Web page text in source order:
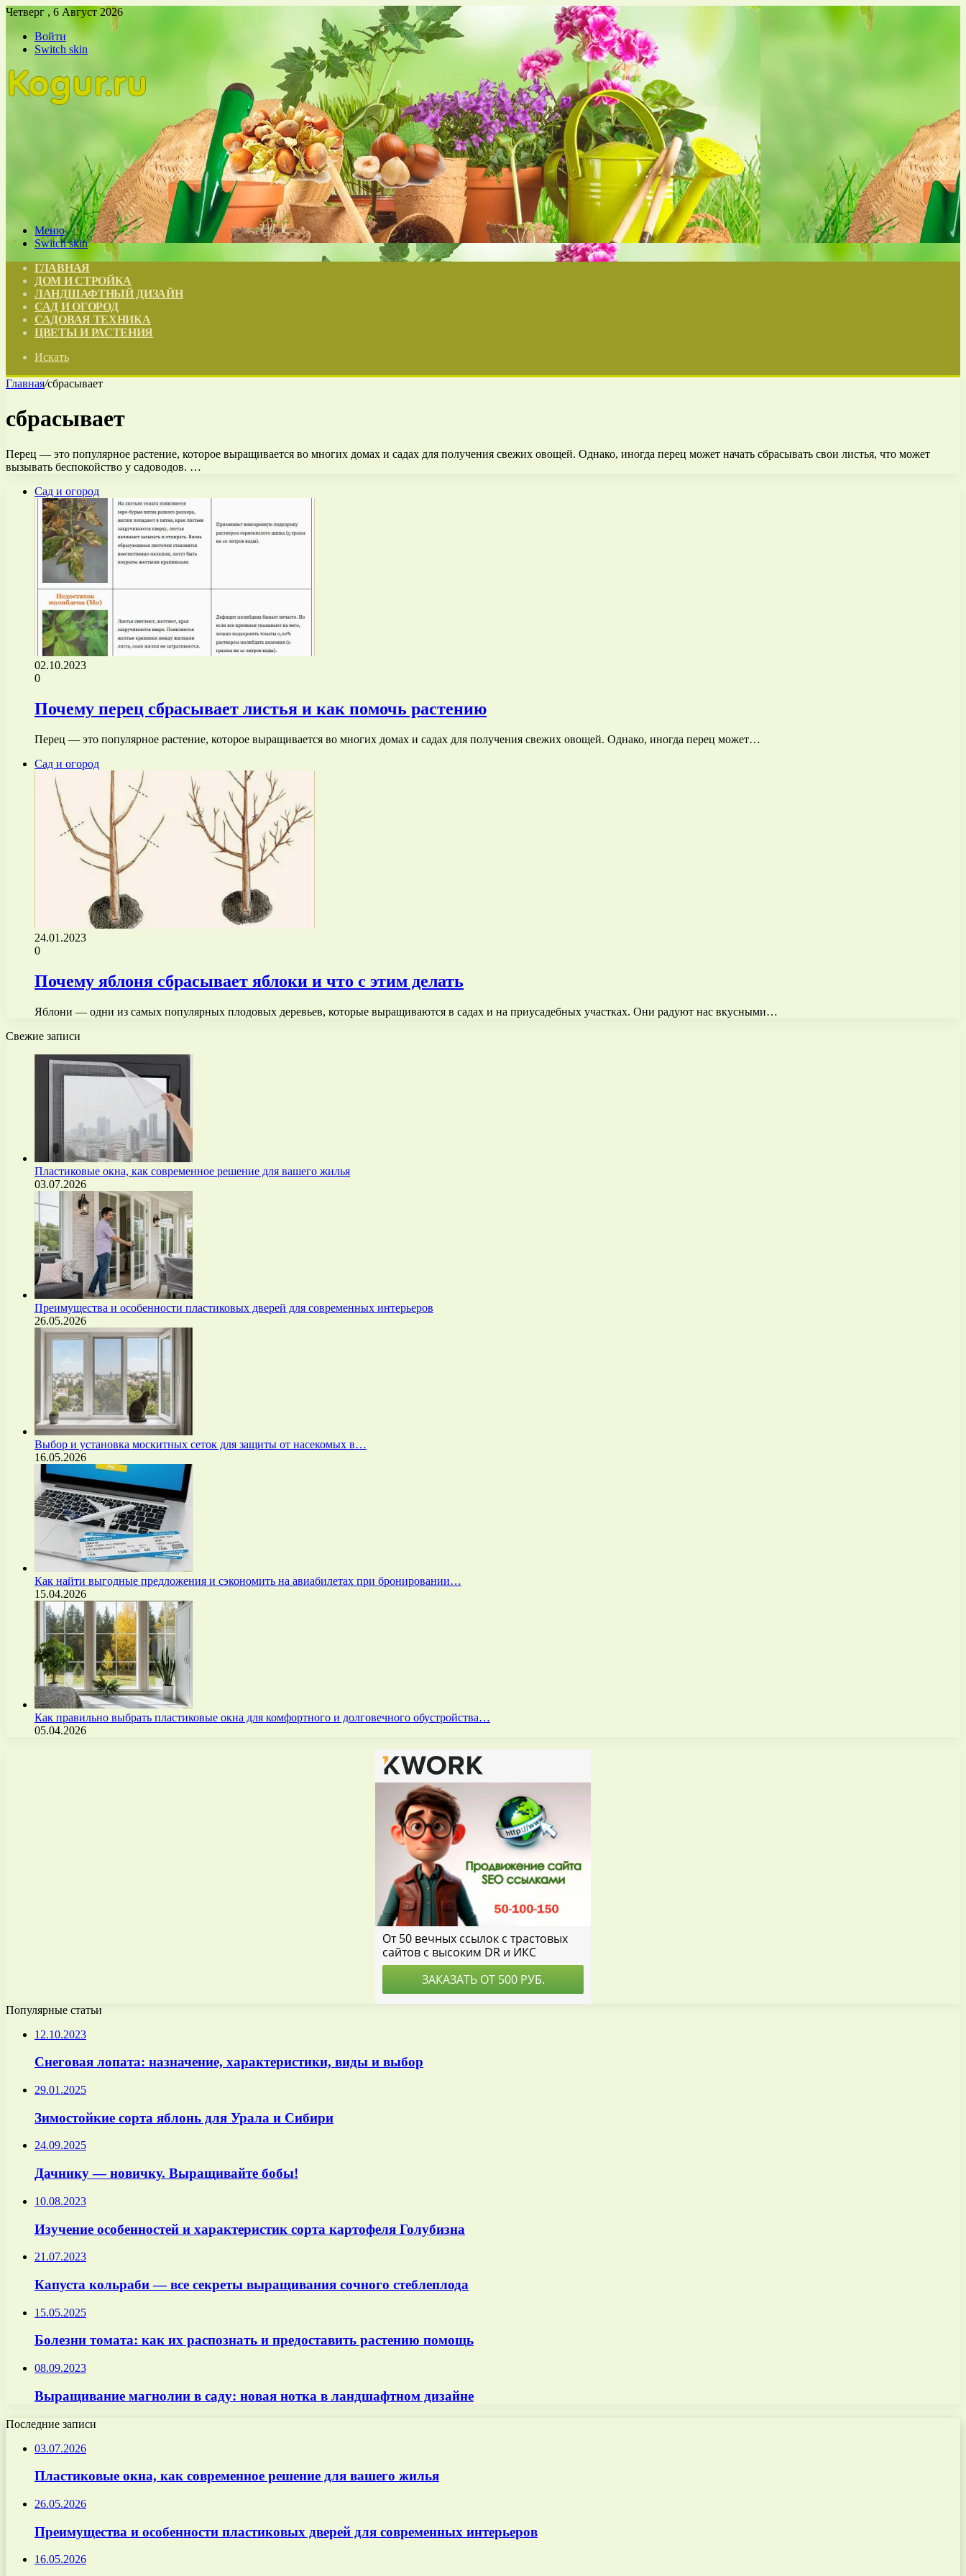
Четверг , 6 Август 2026
Войти
Switch skin
Меню
Switch skin
ГЛАВНАЯ
ДОМ И СТРОЙКА
ЛАНДШАФТНЫЙ ДИЗАЙН
САД И ОГОРОД
САДОВАЯ ТЕХНИКА
ЦВЕТЫ И РАСТЕНИЯ
Искать
Главная/сбрасывает
сбрасывает
Перец — это популярное растение, которое выращивается во многих домах и садах для получения свежих овощей. Однако, иногда перец может начать сбрасывать свои листья, что может
вызывать беспокойство у садоводов. …
Сад и огород
02.10.2023
0
Почему перец сбрасывает листья и как помочь растению
Перец — это популярное растение, которое выращивается во многих домах и садах для получения свежих овощей. Однако, иногда перец может…
Сад и огород
24.01.2023
0
Почему яблоня сбрасывает яблоки и что с этим делать
Яблони — одни из самых популярных плодовых деревьев, которые выращиваются в садах и на приусадебных участках. Они радуют нас вкусными…
Свежие записи
Пластиковые окна, как современное решение для вашего жилья
03.07.2026
Преимущества и особенности пластиковых дверей для современных интерьеров
26.05.2026
Выбор и установка москитных сеток для защиты от насекомых в…
16.05.2026
Как найти выгодные предложения и сэкономить на авиабилетах при бронировании…
15.04.2026
Как правильно выбрать пластиковые окна для комфортного и долговечного обустройства…
05.04.2026
Популярные статьи
12.10.2023
Снеговая лопата: назначение, характеристики, виды и выбор
29.01.2025
Зимостойкие сорта яблонь для Урала и Сибири
24.09.2025
Дачнику — новичку. Выращивайте бобы!
10.08.2023
Изучение особенностей и характеристик сорта картофеля Голубизна
21.07.2023
Капуста кольраби — все секреты выращивания сочного стеблеплода
15.05.2025
Болезни томата: как их распознать и предоставить растению помощь
08.09.2023
Выращивание магнолии в саду: новая нотка в ландшафтном дизайне
Последние записи
03.07.2026
Пластиковые окна, как современное решение для вашего жилья
26.05.2026
Преимущества и особенности пластиковых дверей для современных интерьеров
16.05.2026